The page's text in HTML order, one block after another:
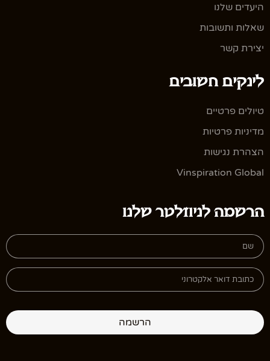
היעדים שלנו
שאלות ותשובות
יצירת קשר
לינקים חשובים
טיולים פרטיים
מדיניות פרטיות
הצהרת נגישות
Vinspiration Global
הרשמה לניוזלטר שלנו
הרשמה